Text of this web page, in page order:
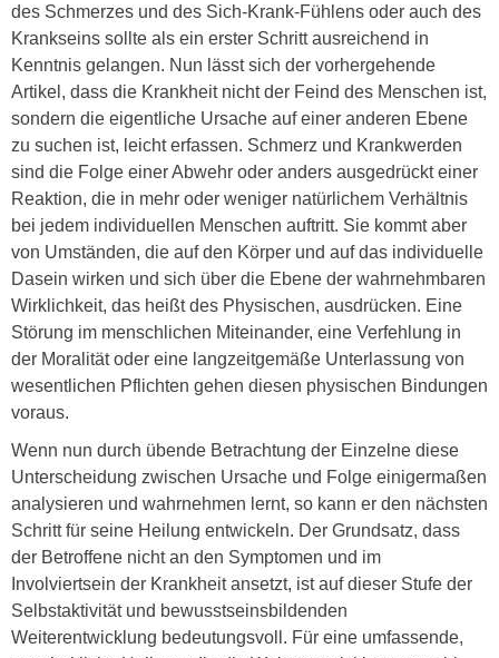
des Schmerzes und des Sich-Krank-Fühlens oder auch des
Krankseins sollte als ein erster Schritt ausreichend in
Kenntnis gelangen. Nun lässt sich der vorhergehende
Artikel, dass die Krankheit nicht der Feind des Menschen ist,
sondern die eigentliche Ursache auf einer anderen Ebene
zu suchen ist, leicht erfassen. Schmerz und Krankwerden
sind die Folge einer Abwehr oder anders ausgedrückt einer
Reaktion, die in mehr oder weniger natürlichem Verhältnis
bei jedem individuellen Menschen auftritt. Sie kommt aber
von Umständen, die auf den Körper und auf das individuelle
Dasein wirken und sich über die Ebene der wahrnehmbaren
Wirklichkeit, das heißt des Physischen, ausdrücken. Eine
Störung im menschlichen Miteinander, eine Verfehlung in
der Moralität oder eine langzeitgemäße Unterlassung von
wesentlichen Pflichten gehen diesen physischen Bindungen
voraus.
Wenn nun durch übende Betrachtung der Einzelne diese
Unterscheidung zwischen Ursache und Folge einigermaßen
analysieren und wahrnehmen lernt, so kann er den nächsten
Schritt für seine Heilung entwickeln. Der Grundsatz, dass
der Betroffene nicht an den Symptomen und im
Involviertsein der Krankheit ansetzt, ist auf dieser Stufe der
Selbstaktivität und bewusstseinsbildenden
Weiterentwicklung bedeutungsvoll. Für eine umfassende,